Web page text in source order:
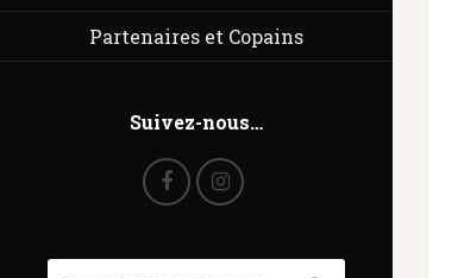
Partenaires et Copains
Suivez-nous…